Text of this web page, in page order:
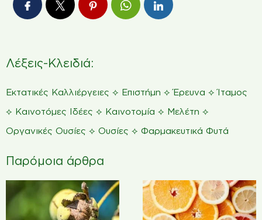
Λέξεις-Κλειδιά:
Εκτατικές Καλλιέργειες ⟡ Επιστήμη ⟡Έρευνα ⟡Ίταμος
⟡ Καινοτόμες Ιδέες ⟡ Καινοτομία ⟡ Μελέτη ⟡
Οργανικές Ουσίες ⟡ Ουσίες ⟡ Φαρμακευτικά Φυτά
Παρόμοια άρθρα